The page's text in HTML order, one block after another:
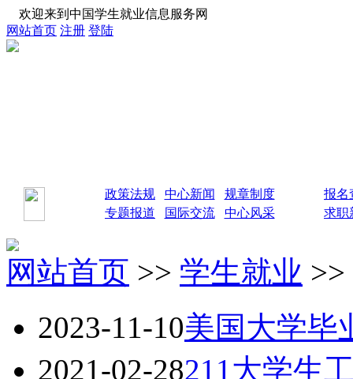
欢迎来到中国学生就业信息服务网
网站首页 注册 登陆
政策法规 中心新闻
规章制度
专题报道
国际交流 中心风采
报名
求职
网站首页 >> 学生就业 >>
2023-11-10美国大学毕
2021-02-28211大学生